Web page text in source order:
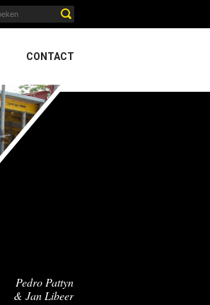
CONTACT
Pedro Pattyn
& Jan Libeer